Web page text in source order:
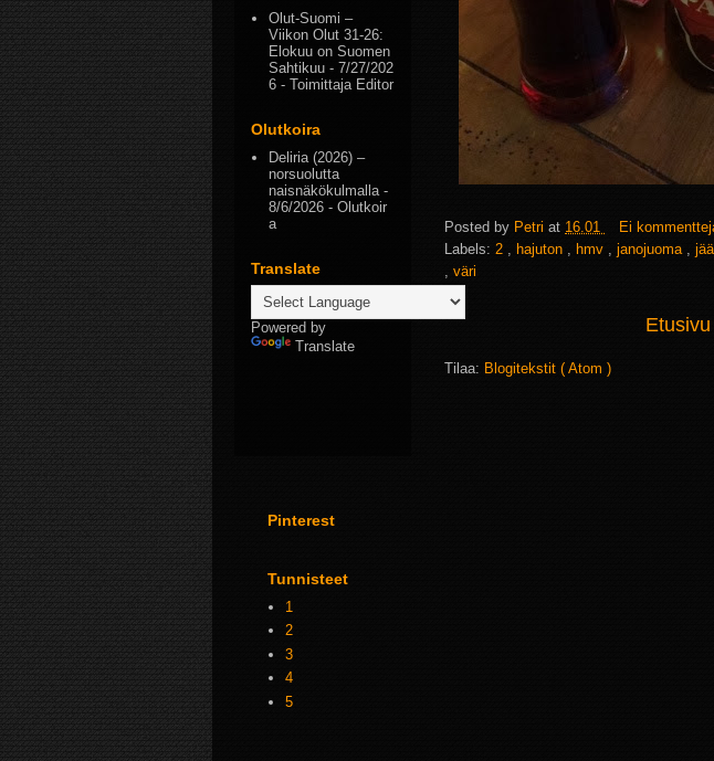
Posted by Petri at 16.01
Ei
Labels: 2 , hajuton , hmv , janojuoma ,
, väri
Etusivu
Tilaa: Blogitekstit ( Atom )
Olut-Suomi –
Viikon Olut 31-26:
Elokuu on Suomen
Sahtikuu - 7/27/202
6 - Toimittaja Editor
Olutkoira
Deliria (2026) –
norsuolutta
naisnäkökulmalla-
8/6/2026 - Olutkoir
a
Translate
Powered by
Translate
Pinterest
Tunnisteet
1
2
3
4
5